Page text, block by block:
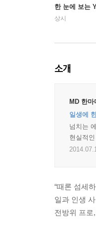
한 눈에 보는
상시
소개
MD 한마
일생에
넘치는
현실적
“때론 섬세
일과 인생
전방위 프로